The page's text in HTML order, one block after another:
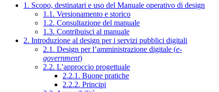
1. Scopo, destinatari e uso del Manuale operativo di design
1.1. Versionamento e storico
1.2. Consultazione del manuale
1.3. Contribuisci al manuale
2. Introduzione al design per i servizi pubblici digitali
2.1. Design per l’amministrazione digitale (e-
government)
2.2. L’approccio progettuale
2.2.1. Buone pratiche
2.2.2. Principi